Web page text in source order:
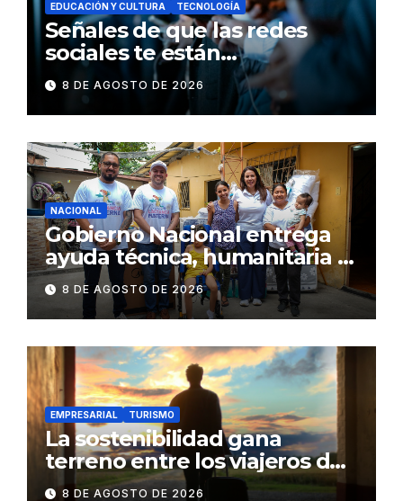
EDUCACIÓN Y CULTURA TECNOLOGÍA
Señales de que las redes
sociales te están
consumiendo
8 DE AGOSTO DE 2026
NACIONAL
Gobierno Nacional entrega
ayuda técnica, humanitaria y
Bono Joaquín Gallegos Lara a
familia en situación de
vulnerabilidad
8 DE AGOSTO DE 2026
EMPRESARIAL TURISMO
La sostenibilidad gana
terreno entre los viajeros de
negocios
8 DE AGOSTO DE 2026